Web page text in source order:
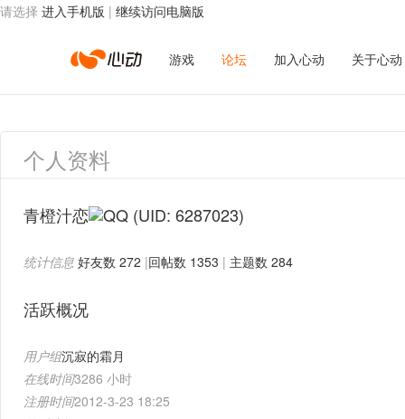
请选择 进入手机版 | 继续访问电脑版
心
动
络
游戏 论坛 加入心动 关于心动
个人资料
青橙汁恋 (UID: 6287023)
统计信息 好友数 272 |回帖数 1353 | 主题数 284
活跃概况
用户组沉寂的霜月
在线时间3286 小时
注册时间2012-3-23 18:25